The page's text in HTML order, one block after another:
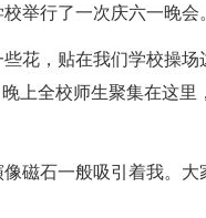
举行了一次庆六一晚会。
花，贴在我们学校操
上全校师生聚集在这
磁石一般吸引着我。